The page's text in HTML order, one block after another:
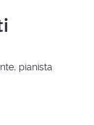
pianista